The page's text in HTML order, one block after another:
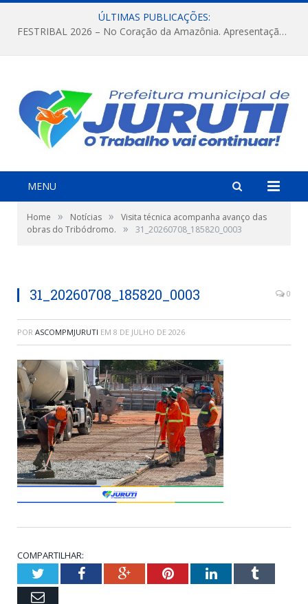
ÚLTIMAS PUBLICAÇÕES:
FESTRIBAL 2026 – No Coração da Amazônia. Apresentação da Munduruku.
MENU
Home » Notícias »
Visita técnica acompanha avanço das
obras do Tribódromo.
» 31_20260708_185820_0003
31_20260708_185820_0003 0
POR ASCOMPMJURUTI EM 8 DE JULHO DE 2026
COMPARTILHAR:
TwitterFacebookGoogle+PinterestLinkedInTumblr
Email